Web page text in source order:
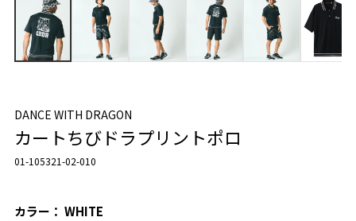
DANCE WITH DRAGON
カートちびドラプリントポロ
01-105321-02-010
カラー： WHITE